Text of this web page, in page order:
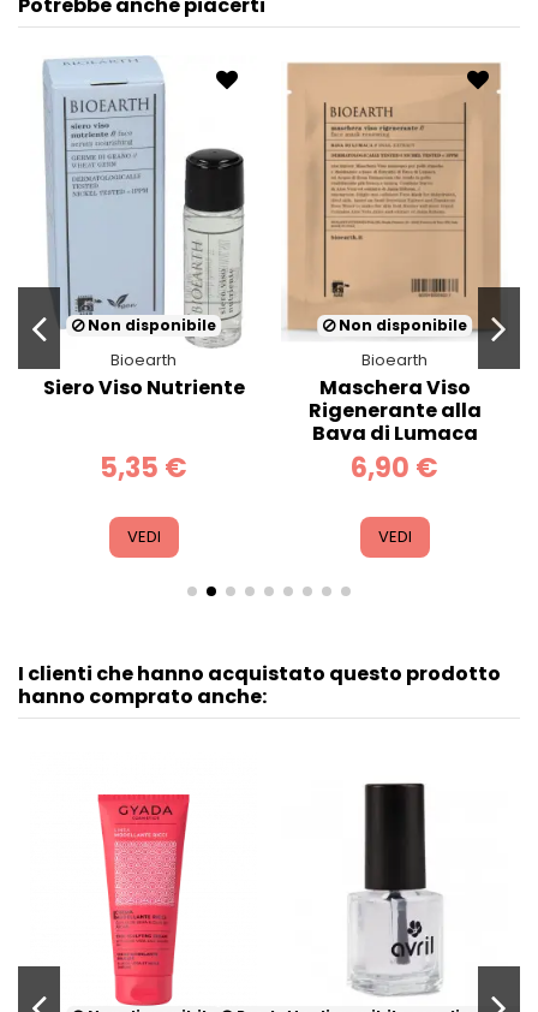
Non disponibile
Bioearth
Siero Viso Nutriente
5,35 €
VEDI
Non disponibile
Bioearth
Maschera Viso
Rigenerante alla
Bava di Lumaca
6,90 €
VEDI
I clienti che hanno acquistato questo prodotto
hanno comprato anche: